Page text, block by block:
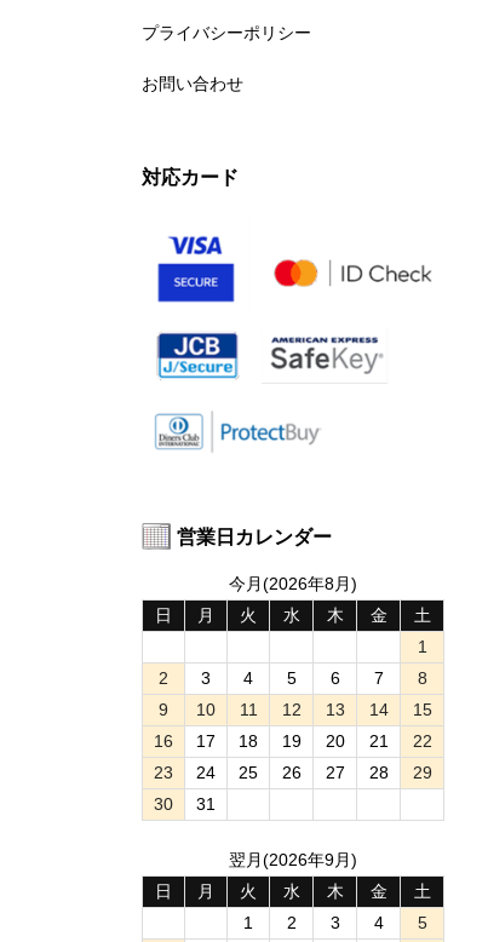
プライバシーポリシー
お問い合わせ
対応カード
営業日カレンダー
今月(2026年8月)
日
月 火 水 木 金
土
1
2
3 4 5 6 7
8
9
10 11 12 13 14
15
16
17 18 19 20 21
22
23
24 25 26 27 28
29
30
31
翌月(2026年9月)
日
月 火 水 木 金
土
1
2 3 4
5